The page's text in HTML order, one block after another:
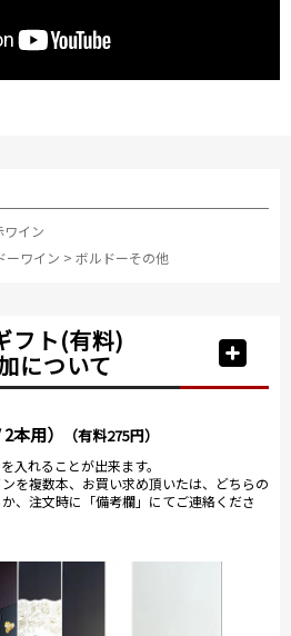
ワイン
ーワイン > ボルドーその他
フト(有料)
について
本用） （有料275円）
入れることが出来ます。
を複数本、お買い求め頂いたは、どちらの
、注文時に「備考欄」にてご連絡くださ